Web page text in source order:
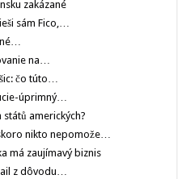
zakázané
sám Fico,…
na…
čo túto…
úprimný…
amerických?
nikto nepomože…
má zaujímavý biznis
z dôvodu…